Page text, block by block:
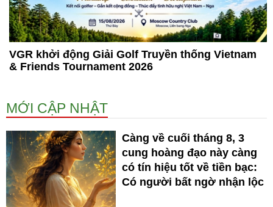
VGR khởi động Giải Golf Truyền thống Vietnam
& Friends Tournament 2026
MỚI CẬP NHẬT
Càng về cuối tháng 8, 3
cung hoàng đạo này càng
có tín hiệu tốt về tiền bạc:
Có người bất ngờ nhận lộc